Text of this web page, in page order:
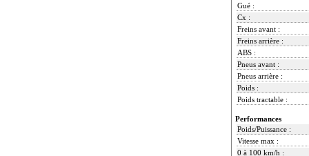
Gué :
Cx :
Freins avant :
Freins arrière :
ABS :
Pneus avant :
Pneus arrière :
Poids :
Poids tractable :
Performances
Poids/Puissance :
Vitesse max :
0 à 100 km/h :